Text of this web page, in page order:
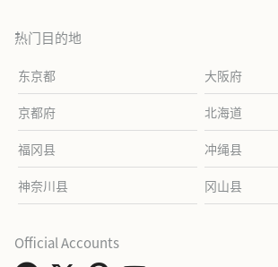
热门目的地
东京都 大阪府
京都府 北海道
福冈县 冲绳县
神奈川县 冈山县
Official Accounts